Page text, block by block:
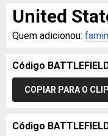
United
Quem adicionou:
Código
COPIAR PARA O
Código